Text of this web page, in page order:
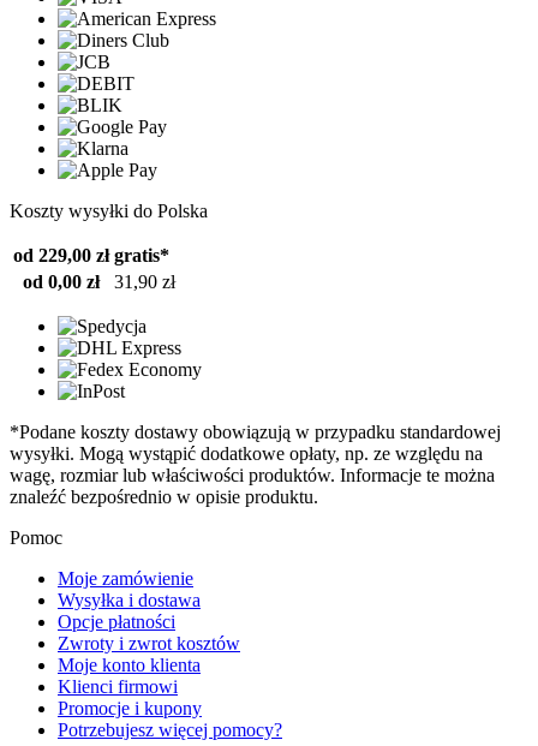
Koszty wysyłki do Polska
od 229,00 zł gratis*
od 0,00 zł
31,90 zł
*Podane koszty dostawy obowiązują w przypadku standardowej
wysyłki. Mogą wystąpić dodatkowe opłaty, np. ze względu na
wagę, rozmiar lub właściwości produktów. Informacje te można
znaleźć bezpośrednio w opisie produktu.
Pomoc
Moje zamówienie
Wysyłka i dostawa
Opcje płatności
Zwroty i zwrot kosztów
Moje konto klienta
Klienci firmowi
Promocje i kupony
Potrzebujesz więcej pomocy?